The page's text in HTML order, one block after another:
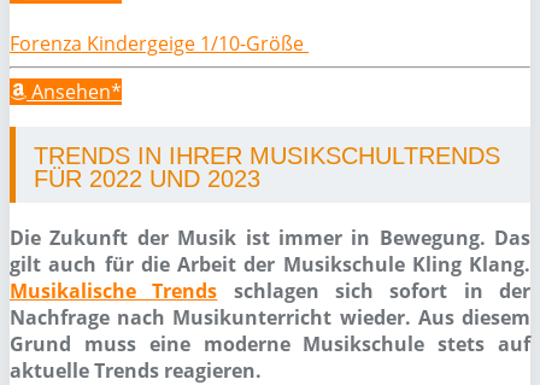
Forenza Kindergeige 1/10-Größe
Ansehen*
TRENDS IN IHRER MUSIKSCHULTRENDS
FÜR 2022 UND 2023
Die Zukunft der Musik ist immer in Bewegung. Das
gilt auch für die Arbeit der Musikschule Kling Klang.
Musikalische Trends schlagen sich sofort in der
Nachfrage nach Musikunterricht wieder. Aus diesem
Grund muss eine moderne Musikschule stets auf
aktuelle Trends reagieren.